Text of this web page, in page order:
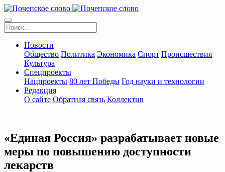
Новости
Общество Политика Экономика Спорт Происшествия
Культура
Спецпроекты
Нацпроекты 80 лет Победы Год науки и технологии
Редакция
О сайте Обратная связь Коллектив
«Единая Россия» разрабатывает новые
меры по повышению доступности
лекарств